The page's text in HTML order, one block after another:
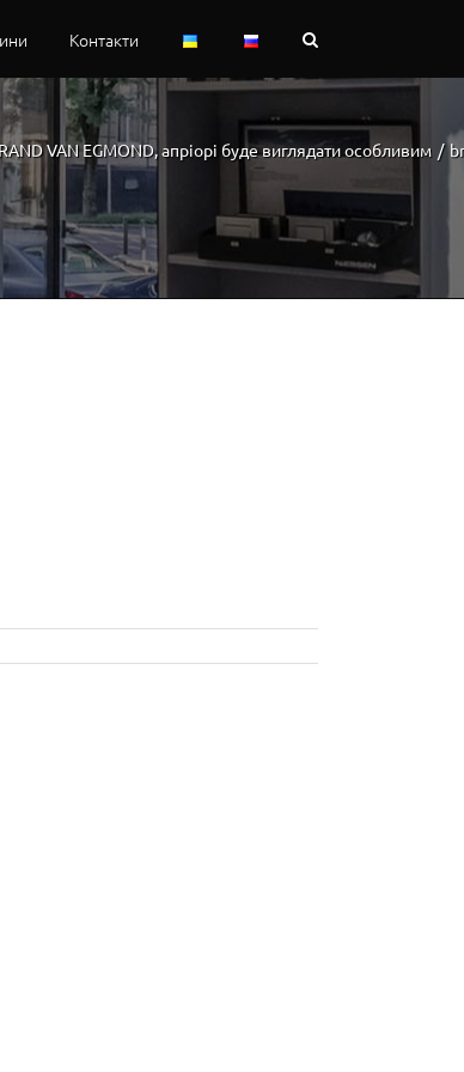
Контакти
VAN EGMOND, апріорі буде виглядати особливим /